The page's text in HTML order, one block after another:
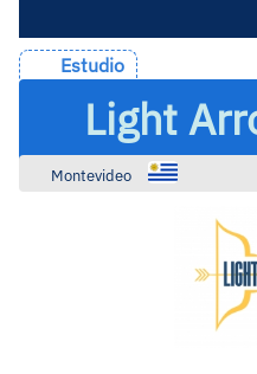
Estudio
Light
Montevideo